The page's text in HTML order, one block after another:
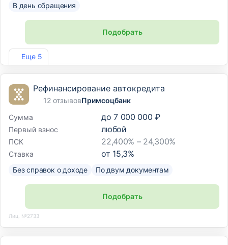
Еще 5
В день обращения
Подобрать
Лиц. №1810
Рефинансирование автокредита
12 отзывовПримсоцбанк
Сумма
до 7 000 000 ₽
Первый взнос любой
ПСК 22,400% – 24,300%
Ставка от 15,3%
Без справок о доходе По двум документам
Подобрать
Лиц. №2733